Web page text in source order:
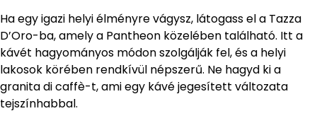
Ha egy igazi helyi élményre vágysz, látogass el a Tazza
D’Oro-ba, amely a Pantheon közelében található. Itt a
kávét hagyományos módon szolgálják fel, és a helyi
lakosok körében rendkívül népszerű. Ne hagyd ki a
granita di caffè-t, ami egy kávé jegesített változata
tejszínhabbal.